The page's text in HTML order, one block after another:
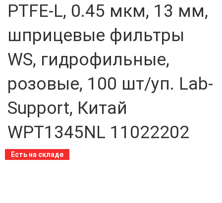
PTFE-L, 0.45 мкм, 13 мм,
шприцевые фильтры
WS, гидрофильные,
розовые, 100 шт/уп. Lab-
Support, Китай
WPT1345NL 11022202
Есть на складе